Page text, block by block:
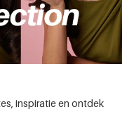
inspiratie en ontdek